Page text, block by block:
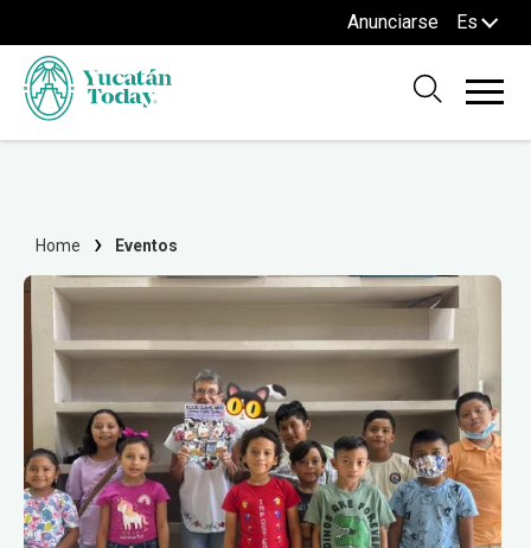
Anunciarse Es
Home Eventos